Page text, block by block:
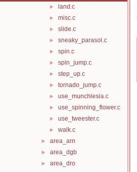
► land.c
► misc.c
► slide.c
► sneaky_parasol.c
► spin.c
► spin_jump.c
► step_up.c
► tornado_jump.c
► use_munchlesia.c
► use_spinning_flower.c
► use_tweester.c
► walk.c
► area_arn
► area_dgb
► area_dro